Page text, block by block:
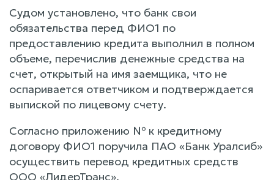
Судом установлено, что банк свои
обязательства перед ФИО1 по
предоставлению кредита выполнил в полном
объеме, перечислив денежные средства на
счет, открытый на имя заемщика, что не
оспаривается ответчиком и подтверждается
выпиской по лицевому счету.
Согласно приложению № к кредитному
договору ФИО1 поручила ПАО «Банк Уралсиб»
осуществить перевод кредитных средств
ООО «ЛидерТранс».